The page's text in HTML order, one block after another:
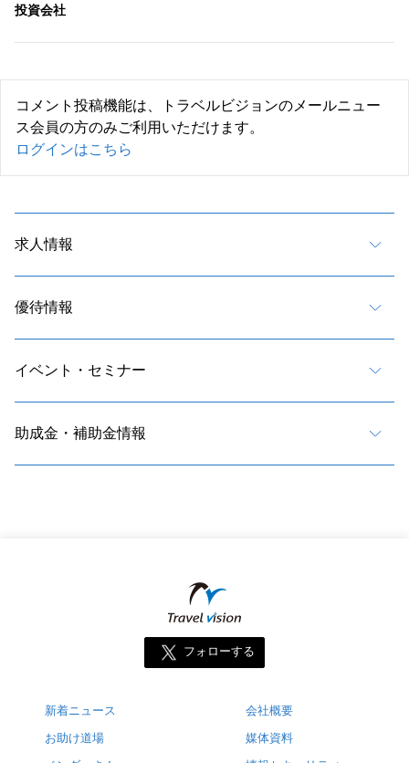
投資会社
コメント投稿機能は、トラベルビジョンのメールニュー
ス会員の方のみご利用いただけます。
ログインはこちら
求人情報
優待情報
イベント・セミナー
助成金・補助金情報
フォローする
新着ニュース
お助け道場
会社概要
媒体資料